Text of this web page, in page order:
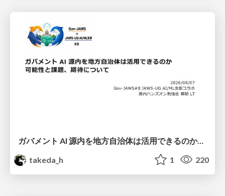
ガバメント AI 源内を地方自治体は活用できるのか 可能性と課題、期待について
takeda_h
1 220